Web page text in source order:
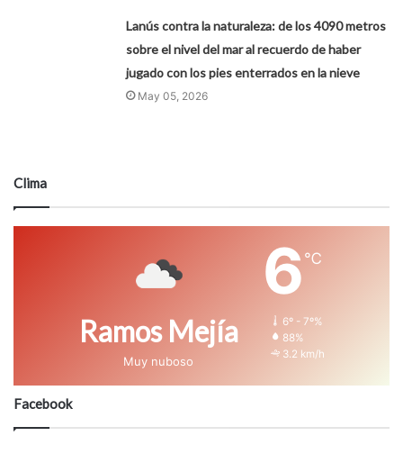
Lanús contra la naturaleza: de los 4090 metros
sobre el nivel del mar al recuerdo de haber
jugado con los pies enterrados en la nieve
May 05, 2026
Clima
Ramos Mejía
Muy nuboso
6 ℃
6º - 7º%
88%
3.2 km/h
Facebook